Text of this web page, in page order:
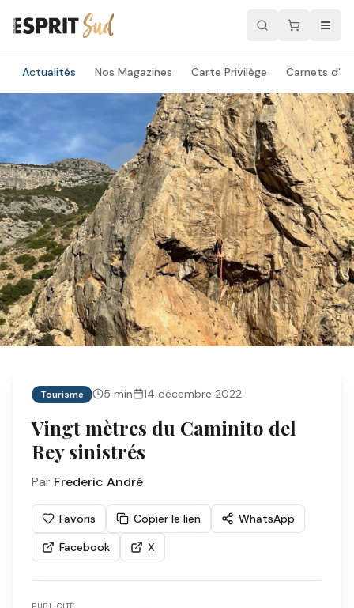
Actualités Nos Magazines Carte Privilège Carnets
Tourisme 5 min 14 décembre 2022
Vingt mètres du Caminito del
Rey sinistrés
Par Frederic André
Favoris Copier le lien
WhatsApp
Facebook
X